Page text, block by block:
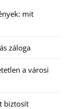
mit
záloga
a városi
biztosít